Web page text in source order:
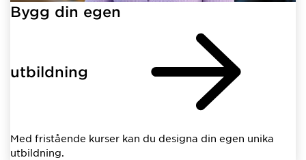
Bygg din egen
utbildning
Med fristående kurser kan du designa din egen unika
utbildning.